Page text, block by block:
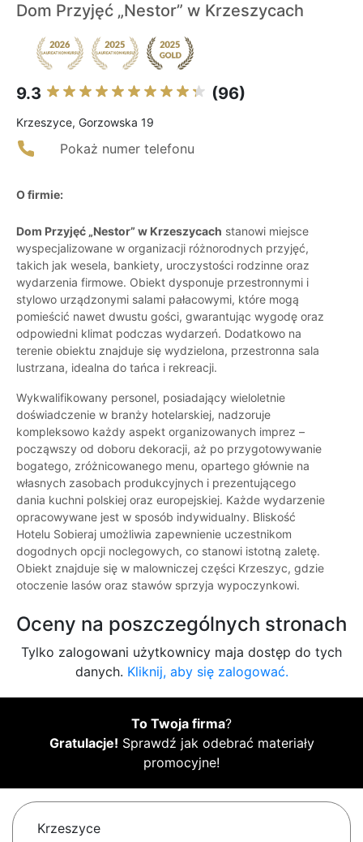
Dom Przyjęć „Nestor” w Krzeszycach
9.3 (96)
Krzeszyce, Gorzowska 19
Pokaż numer telefonu
O firmie:
Dom Przyjęć „Nestor” w Krzeszycach stanowi miejsce
wyspecjalizowane w organizacji różnorodnych przyjęć,
takich jak wesela, bankiety, uroczystości rodzinne oraz
wydarzenia firmowe. Obiekt dysponuje przestronnymi i
stylowo urządzonymi salami pałacowymi, które mogą
pomieścić nawet dwustu gości, gwarantując wygodę oraz
odpowiedni klimat podczas wydarzeń. Dodatkowo na
terenie obiektu znajduje się wydzielona, przestronna sala
lustrzana, idealna do tańca i rekreacji.
Wykwalifikowany personel, posiadający wieloletnie
doświadczenie w branży hotelarskiej, nadzoruje
kompleksowo każdy aspekt organizowanych imprez –
począwszy od doboru dekoracji, aż po przygotowywanie
bogatego, zróżnicowanego menu, opartego głównie na
własnych zasobach produkcyjnych i prezentującego
dania kuchni polskiej oraz europejskiej. Każde wydarzenie
opracowywane jest w sposób indywidualny. Bliskość
Hotelu Sobieraj umożliwia zapewnienie uczestnikom
dogodnych opcji noclegowych, co stanowi istotną zaletę.
Obiekt znajduje się w malowniczej części Krzeszyc, gdzie
otoczenie lasów oraz stawów sprzyja wypoczynkowi.
Oceny na poszczególnych stronach
Tylko zalogowani użytkownicy maja dostęp do tych
danych. Kliknij, aby się zalogować.
To Twoja firma?
Gratulacje! Sprawdź jak odebrać materiały
promocyjne!
Krzeszyce